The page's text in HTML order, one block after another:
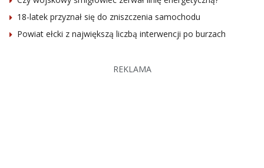
18-latek przyznał się do zniszczenia samochodu
Powiat ełcki z największą liczbą interwencji po burzach
REKLAMA